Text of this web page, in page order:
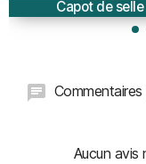
Capot de selle
Commentaires
Aucun avis